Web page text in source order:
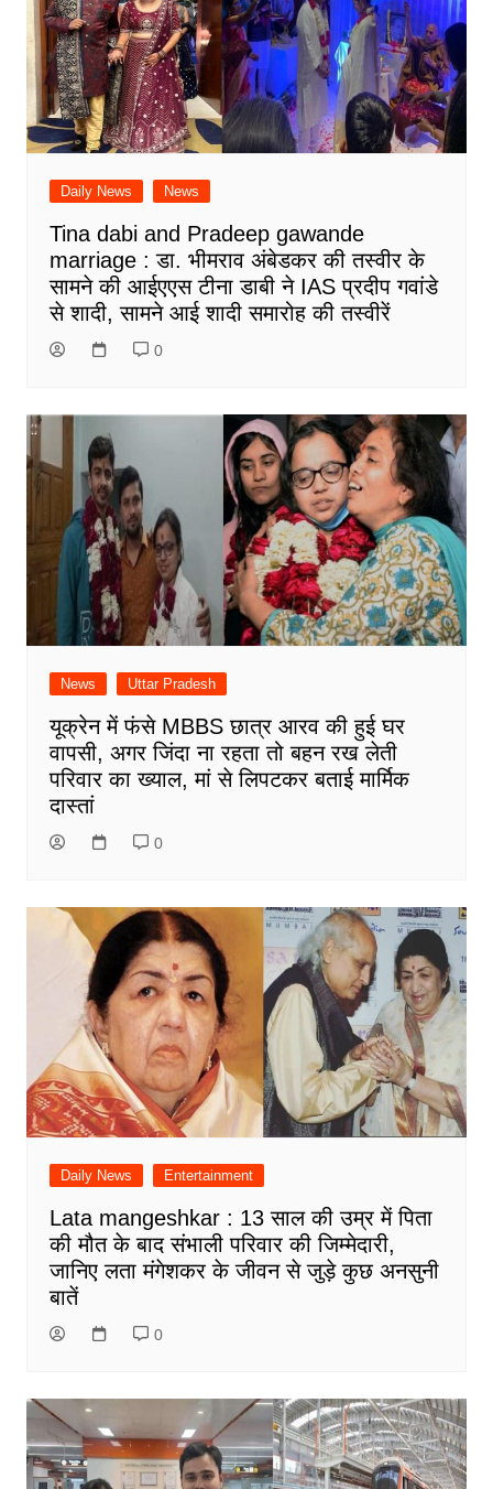
Daily News News
Tina dabi and Pradeep gawande
marriage : डा. भीमराव अंबेडकर की तस्वीर के
सामने की आईएएस टीना डाबी ने IAS प्रदीप गवांडे
से शादी, सामने आई शादी समारोह की तस्वीरें
0
News Uttar Pradesh
यूक्रेन में फंसे MBBS छात्र आरव की हुई घर
वापसी, अगर जिंदा ना रहता तो बहन रख लेती
परिवार का ख्याल, मां से लिपटकर बताई मार्मिक
दास्तां
0
Daily News Entertainment
Lata mangeshkar : 13 साल की उम्र में पिता
की मौत के बाद संभाली परिवार की जिम्मेदारी,
जानिए लता मंगेशकर के जीवन से जुड़े कुछ अनसुनी
बातें
0